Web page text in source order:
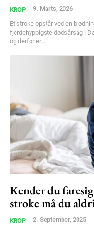
Free limited
Gratis
KROP 9. Marts, 2026
Et stroke opstår ved en
fjerdehyppigste dødsårsag i
og derfor er...
Kender du
stroke må du
KROP 2. September, 2025